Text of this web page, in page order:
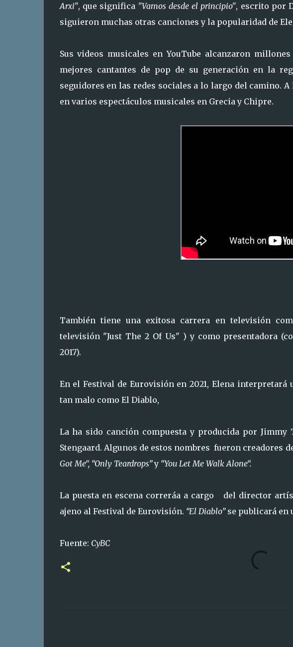
Arxi", que significa "Vamos desde el principio", escrito por
siguieron muchas otras canciones y la popularidad de
Sus videos musicales en YouTube alcanzaron
mejores cantantes de pop de su generación en la
seguidores en las redes sociales a lo largo del camino.
en varios espectáculos musicales en Grecia y Chipre.
También tiene una exitosa carrera en televisión
televisión "Just The 2 Of Us" ) y como presentadora
2017).
En el Festival de Eurovisión en 2021, Elena
tan malo como El Diablo,
La ha sido canción compuesta y producida por
Stengaard. Algunos de estos nombres fueron creadores
Got Me“, “Only Teardrops”y“You Let Me Walk Alone“.
La puesta en escena correráa a cargo del director
ajeno al Festival de Eurovisión. “El Diablo”se publicará en
Fuente: CyBC